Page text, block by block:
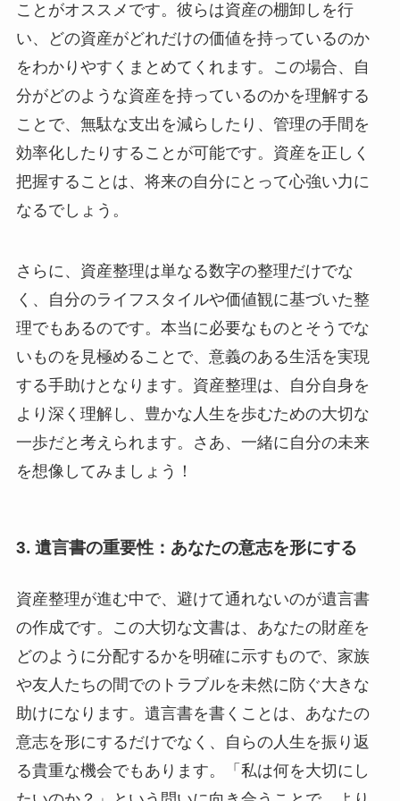
ことがオススメです。彼らは資産の棚卸しを行
い、どの資産がどれだけの価値を持っているのか
をわかりやすくまとめてくれます。この場合、自
分がどのような資産を持っているのかを理解する
ことで、無駄な支出を減らしたり、管理の手間を
効率化したりすることが可能です。資産を正しく
把握することは、将来の自分にとって心強い力に
なるでしょう。
さらに、資産整理は単なる数字の整理だけでな
く、自分のライフスタイルや価値観に基づいた整
理でもあるのです。本当に必要なものとそうでな
いものを見極めることで、意義のある生活を実現
する手助けとなります。資産整理は、自分自身を
より深く理解し、豊かな人生を歩むための大切な
一歩だと考えられます。さあ、一緒に自分の未来
を想像してみましょう！
3. 遺言書の重要性：あなたの意志を形にする
資産整理が進む中で、避けて通れないのが遺言書
の作成です。この大切な文書は、あなたの財産を
どのように分配するかを明確に示すもので、家族
や友人たちの間でのトラブルを未然に防ぐ大きな
助けになります。遺言書を書くことは、あなたの
意志を形にするだけでなく、自らの人生を振り返
る貴重な機会でもあります。「私は何を大切にし